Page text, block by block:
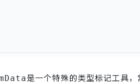
是一个特殊的类型标记工具